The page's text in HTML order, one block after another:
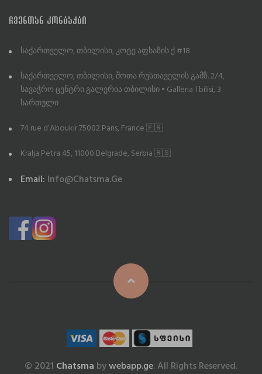
ᲩᲕᲔᲜᲗᲐᲜ ᲙᲝᲜᲢᲐᲥᲢᲘ
საქართველო, თბილისი, კოტე აფხაზის ქ #18
საქართველო, თბილისი, შოთა რუსთაველის გამზ. 2/4,
სავაჭრო ცენტრი გალერია თბილისი • Galleria Tbilisi, 3
სართული
74 rue d’Aboukir 75002 Paris, France 🇫🇷
Kralja Petra 45, 11000 Belgrade, Serbia 🇷🇸
Email: Info@chatsma.ge
© 2021 Chatsma bywebapp.ge. All Rights Reserved.